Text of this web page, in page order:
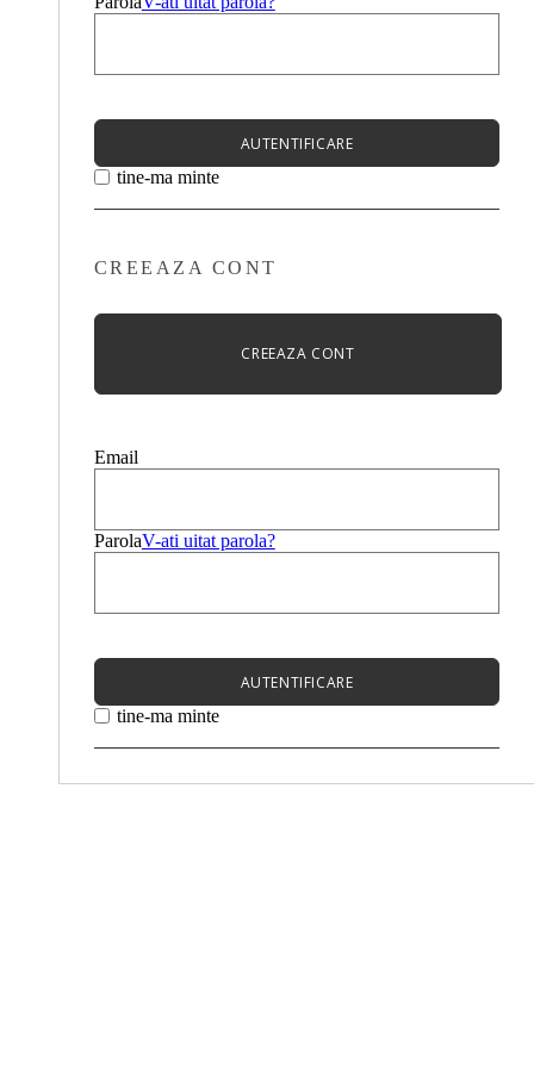
AUTENTIFICARE
tine-ma minte
CREEAZA CONT
CREEAZA CONT
Email
ParolaV-ati uitat parola?
AUTENTIFICARE
tine-ma minte